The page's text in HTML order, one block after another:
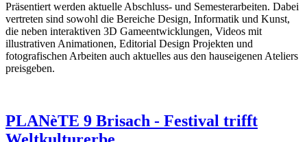
Präsentiert werden aktuelle Abschluss- und Semesterarbeiten. Dabei
vertreten sind sowohl die Bereiche Design, Informatik und Kunst,
die neben interaktiven 3D Gameentwicklungen, Videos mit
illustrativen Animationen, Editorial Design Projekten und
fotografischen Arbeiten auch aktuelles aus den hauseigenen Ateliers
preisgeben.
PLANèTE 9 Brisach - Festival trifft